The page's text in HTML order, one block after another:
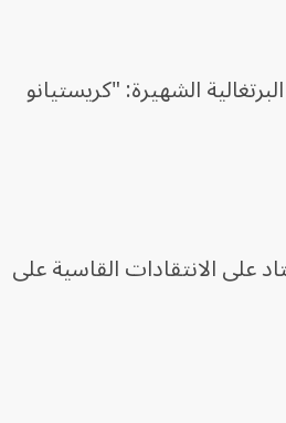
الشهيرة: "كريستيانو
على الانتقادات القاسية على